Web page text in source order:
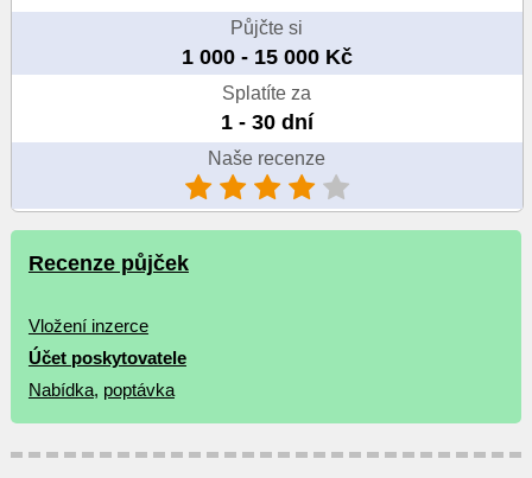
Půjčte si
1 000 - 15 000 Kč
Splatíte za
1 - 30 dní
Naše recenze
Recenze půjček
Vložení inzerce
Účet poskytovatele
Nabídka, poptávka